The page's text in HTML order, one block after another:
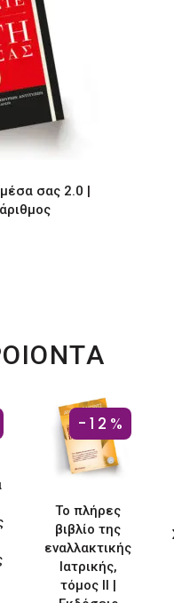
σας 2.0 |
-12%
Το πλήρες
βιβλίο της
εναλλακτικής
Ιατρικής,
τόμος ΙΙ |